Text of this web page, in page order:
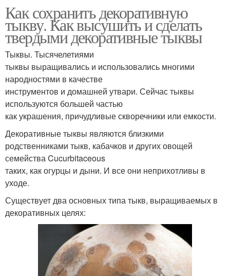
Как сохранить декоративную
тыкву. Как высушить и сделать
твердыми декоративные тыквы
Тыквы. Тысячелетиями
тыквы выращивались и использовались многими
народностями в качестве
инструментов и домашней утвари. Сейчас тыквы
используются большей частью
как украшения, причудливые скворечники или емкости.
Декоративные тыквы являются близкими
родственниками тыкв, кабачков и других овощей
семейства Cucurbitaceous
таких, как огурцы и дыни. И все они неприхотливы в
уходе.
Существует два основных типа тыкв, выращиваемых в
декоративных целях: